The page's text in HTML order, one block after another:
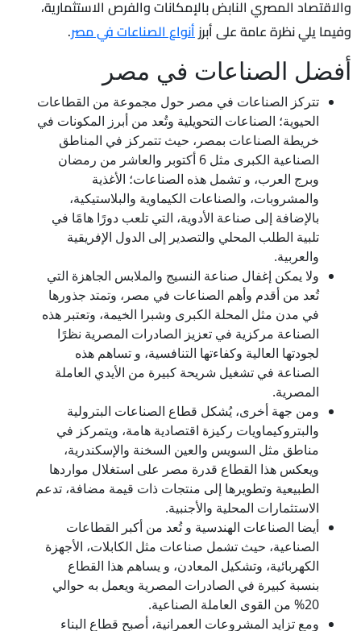
والاقتصاد المصري النابض بالإمكانات والفرص الاستثمارية،
وفيما يلي نظرة عامة على أبرزأنواع الصناعات في مصر.
أفضل الصناعات في مصر
تتركز الصناعات في مصر حول مجموعة من القطاعات
الحيوية؛ الصناعات التحويلية وتُعد من أبرز المكونات في
خريطة الصناعات بمصر، حيث تتمركز في المناطق
الصناعية الكبرى مثل 6 أكتوبر والعاشر من رمضان
وبرج العرب، و تشمل هذه الصناعات؛ الأغذية
والمشروبات، والصناعات الكيماوية والبلاستيكية،
بالإضافة إلى صناعة الأدوية، التي تلعب دورًا هامًا في
تلبية الطلب المحلي والتصدير إلى الدول الإفريقية
والعربية.
ولا يمكن إغفال صناعة النسيج والملابس الجاهزة التي
تُعد من أقدم وأهم الصناعات في مصر، وتمتد جذورها
في مدن مثل المحلة الكبرى وشبرا الخيمة، وتعتبر هذه
الصناعة مركزية في تعزيز الصادرات المصرية نظرًا
لجودتها العالية وكفاءتها التنافسية، و تساهم هذه
الصناعة في تشغيل شريحة كبيرة من الأيدي العاملة
المصرية.
ومن جهة أخرى، يُشكل قطاع الصناعات البترولية
والبتروكيماويات ركيزة اقتصادية هامة، ويتمركز في
مناطق مثل السويس والعين السخنة والإسكندرية،
ويعكس هذا القطاع قدرة مصر على استغلال مواردها
الطبيعية وتطويرها إلى منتجات ذات قيمة مضافة، تدعم
الاستثمارات المحلية والأجنبية.
أيضا الصناعات الهندسية و تُعد من أكبر القطاعات
الصناعية، حيث تشمل صناعات مثل الكابلات، الأجهزة
الكهربائية، وتشكيل المعادن، و يساهم هذا القطاع
بنسبة كبيرة في الصادرات المصرية ويعمل به حوالي
20% من القوى العاملة الصناعية.
ومع تزايد المشروعات العمرانية، أصبح قطاع البناء